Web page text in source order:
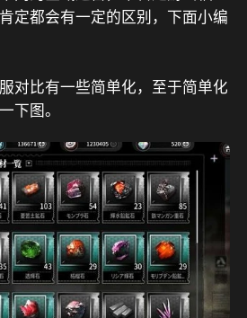
定都会有一定的区别，下面小编
对比有一些简单化，至于简单化
下图。